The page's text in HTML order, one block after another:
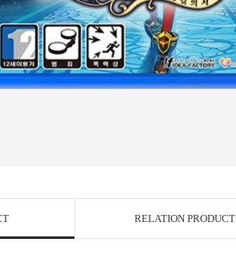
RELATION PRODUCT